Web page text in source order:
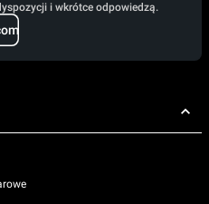
i wkrótce odpowiedzą.